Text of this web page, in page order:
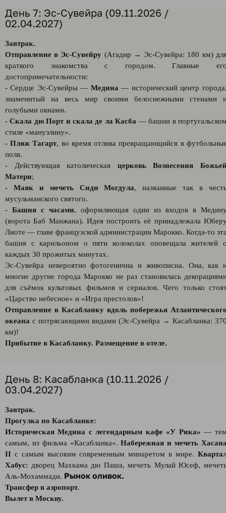
День 7: Эс-Сувейра (09.11.2026 /
02.04.2027)
Завтрак.
Отправление в Эс-Сувейру (Агадир → Эс-Сувейра: 180 км)
краткого знакомства с городом. Главные
достопримечательности:
- Сердце Эс-Сувейры — Медина — исторический центр
знаменитый на весь мир своими белоснежными стенами
голубыми окнами.
- Скала дю Порт и скала де ла Касба — башни в
стиле «мануэлину».
- Пляж Тагарт, во время отлива превращающийся в
поля.
- Действующая католическая церковь Вознесения
Матери;
- Маяк и мечеть Сиди Могдула, названные так в
мусульманского святого.
- Башня с часами, оформляющая один из входов в
(ворота Баб Манжана). Идея построить её принадлежала
Лиоте — главе французской администрации Марокко. Когда-то
башня с карильоном о пяти колоколах оповещала жителей
каждых 30 прожитых минутах.
Эс-Сувейра невероятно фотогенична и живописна. Она, как
многие другие города Марокко не раз становилась
для съёмок культовых фильмов и сериалов. Чего только
«Царство небесное» и «Игра престолов»!
Отправление в Касабланку вдоль побережья
океана с потрясающими видами (Эс-Сувейра → Касабланка:
км)!
Прибытие в Касабланку. Размещение в отеле.
День 8: Касабланка (10.11.2026 /
03.04.2027)
Завтрак.
Прогулка по Касабланке:
Историческая Медина с легендарным кафе «У Рика» —
самым, из фильма «Касабланка».Набережная и мечеть
II c самым высоким современным минаретом в мире.
Хабус: дворец Махкама дю Паша, мечеть Мулай Юсеф,
Аль-Мохаммади. Рынок оливок.
Трансфер в аэропорт.
Вылет в Москву.